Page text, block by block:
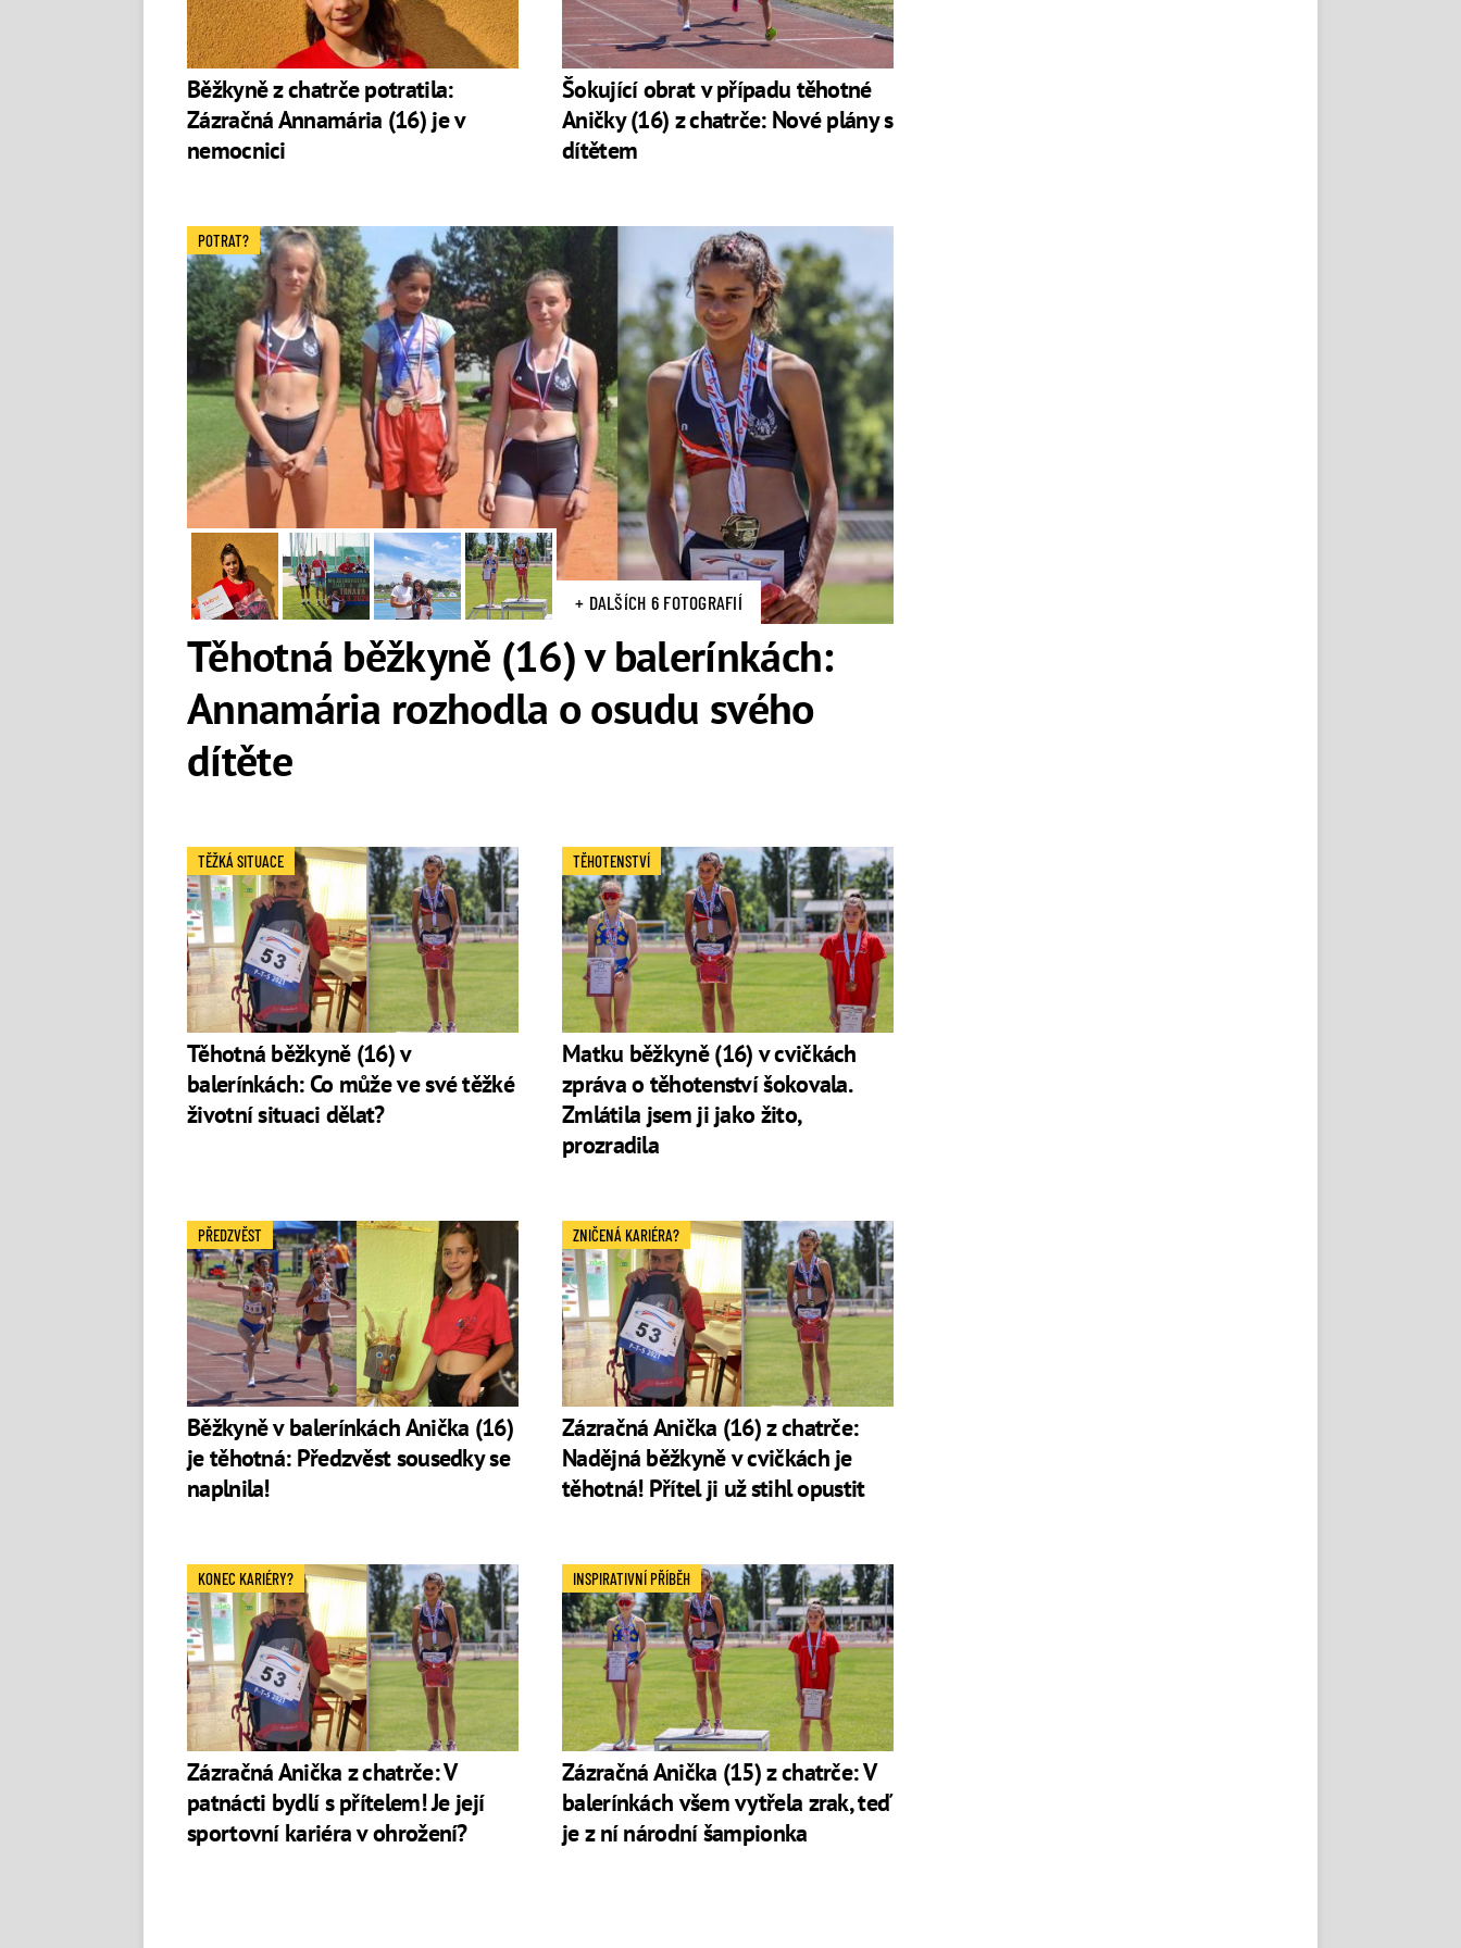
Běžkyně z chatrče potratila:
Zázračná Annamária (16) je v
nemocnici
Šokující obrat v případu těhotné
Aničky (16) z chatrče: Nové plány s
dítětem
+ DALŠÍCH 6 FOTOGRAFIÍ
Těhotná běžkyně (16) v balerínkách:
Annamária rozhodla o osudu svého
dítěte
POTRAT?
Těhotná běžkyně (16) v
balerínkách: Co může ve své těžké
životní situaci dělat?
TĚŽKÁ SITUACE
Matku běžkyně (16) v cvičkách
zpráva o těhotenství šokovala.
Zmlátila jsem ji jako žito,
prozradila
TĚHOTENSTVÍ
Běžkyně v balerínkách Anička (16)
je těhotná: Předzvěst sousedky se
naplnila!
PŘEDZVĚST
Zázračná Anička (16) z chatrče:
Nadějná běžkyně v cvičkách je
těhotná! Přítel ji už stihl opustit
ZNIČENÁ KARIÉRA?
Zázračná Anička z chatrče: V
patnácti bydlí s přítelem! Je její
sportovní kariéra v ohrožení?
KONEC KARIÉRY?
Zázračná Anička (15) z chatrče: V
balerínkách všem vytřela zrak, teď
je z ní národní šampionka
INSPIRATIVNÍ PŘÍBĚH